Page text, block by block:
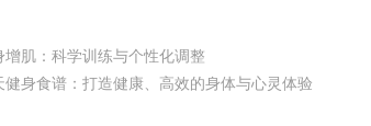
肌：科学训练与个性化调整
身食谱：打造健康、高效的身体与心灵体验